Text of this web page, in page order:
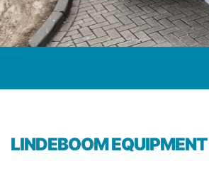
LINDEBOOM